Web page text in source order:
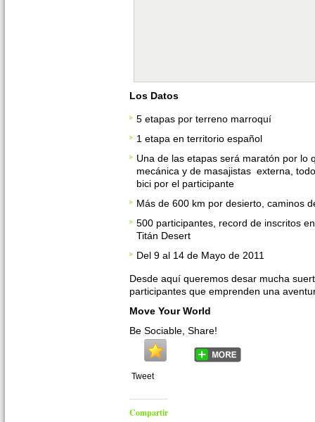
Los Datos
5 etapas por terreno marroquí
1 etapa en territorio español
Una de las etapas será maratón por lo
mecánica y de masajistas externa,
bici por el participante
Más de 600 km por desierto, caminos
500 participantes, record de inscritos
Titán Desert
Del 9 al 14 de Mayo de 2011
Desde aquí queremos desar mucha
participantes que emprenden una
Move Your World
Be Sociable, Share!
Tweet
Compartir